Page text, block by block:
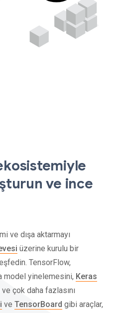
ve ince
ve dışa aktarmayı
üzerine kurulu bir
TensorFlow,
model yinelemesini, Keras
çok daha fazlasını
ve TensorBoard gibi araçlar,